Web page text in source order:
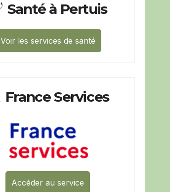
Santé à Pertuis
Voir les services de santé
France Services
Accéder au service